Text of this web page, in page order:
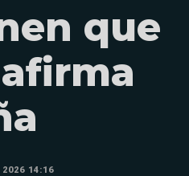
que
2026 14:16